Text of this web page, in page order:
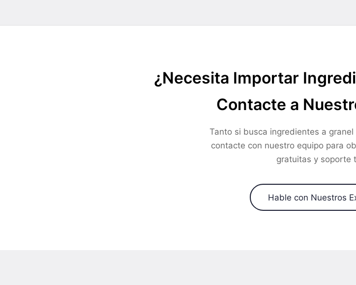
¿Necesita Importar
Contacte a
Tanto si busca ingredientes a
contacte con nuestro equipo para
gratuitas y soporte
Hable con Nuestros